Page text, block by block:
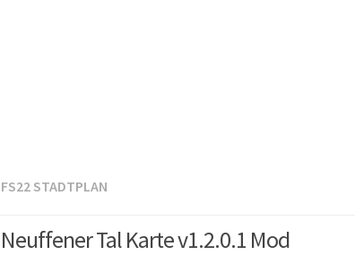
FS22 STADTPLAN
Neuffener Tal Karte v1.2.0.1 Mod